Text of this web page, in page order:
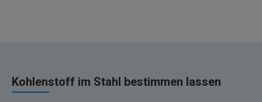
Kohlenstoff im Stahl bestimmen lassen